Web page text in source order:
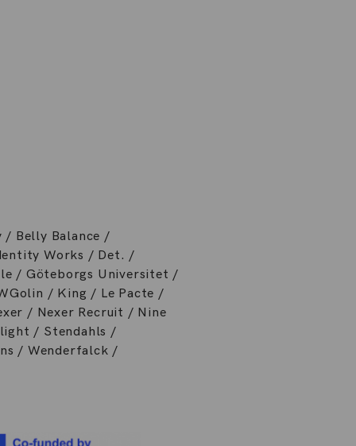
Belly Balance /
Works / Det. /
/ Göteborgs Universitet /
/ King / Le Pacte /
/ Nexer Recruit / Nine
/ Stendahls /
/ Wenderfalck /